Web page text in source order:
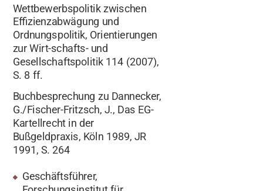
Wettbewerbspolitik zwischen
Effizienzabwägung und
Ordnungspolitik, Orientierungen
zur Wirt-schafts- und
Gesellschaftspolitik 114 (2007),
S. 8 ff.
Buchbesprechung zu Dannecker,
G./Fischer-Fritzsch, J., Das EG-
Kartellrecht in der
Bußgeldpraxis, Köln 1989, JR
1991, S. 264
Geschäftsführer,